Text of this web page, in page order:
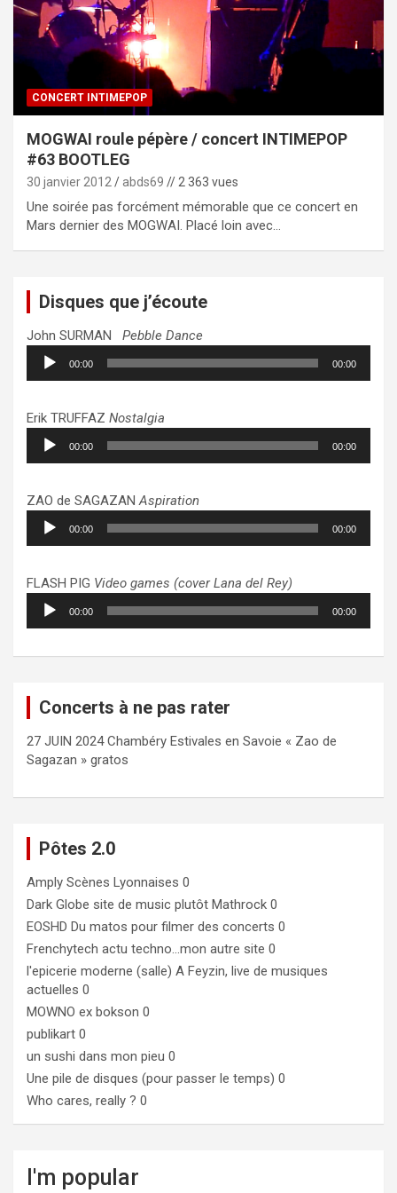
CONCERT INTIMEPOP
MOGWAI roule pépère / concert INTIMEPOP
#63 BOOTLEG
30 janvier 2012 abds69 // 2 363 vues
Une soirée pas forcément mémorable que ce concert en
Mars dernier des MOGWAI. Placé loin avec…
Disques que j’écoute
John SURMAN Pebble Dance
Lecteur
audio
00:00 00:00
Erik TRUFFAZ Nostalgia
Lecteur
audio
00:00 00:00
ZAO de SAGAZANAspiration
Lecteur
audio
00:00 00:00
FLASH PIG Video games (cover Lana del Rey)
Lecteur
audio
00:00 00:00
Concerts à ne pas rater
27 JUIN 2024 Chambéry Estivales en Savoie « Zao de
Sagazan » gratos
Pôtes 2.0
Amply Scènes Lyonnaises 0
Dark Globe site de music plutôt Mathrock 0
EOSHD Du matos pour filmer des concerts 0
Frenchytech actu techno…mon autre site 0
l'epicerie moderne (salle) A Feyzin, live de musiques
actuelles 0
MOWNO ex bokson 0
publikart 0
un sushi dans mon pieu 0
Une pile de disques (pour passer le temps) 0
Who cares, really ? 0
I'm popular